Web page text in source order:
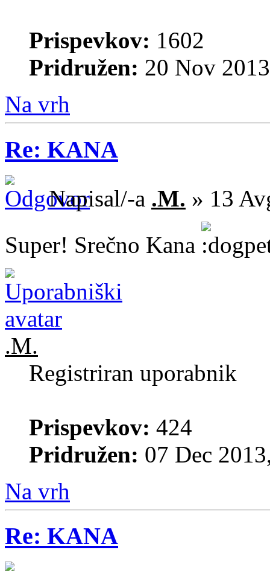
Prispevkov: 1602
Pridružen: 20 Nov
Na vrh
Re: KANA
Napisal/-a .M. » 13
Super! Srečno Kana
.M.
Registriran uporabnik
Prispevkov: 424
Pridružen: 07 Dec
Na vrh
Re: KANA